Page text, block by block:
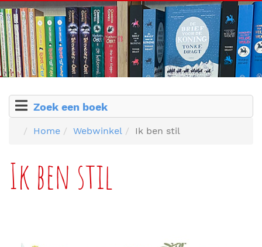
Zoek een boek
Home Webwinkel Ik ben stil
Ik ben stil